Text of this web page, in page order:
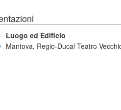
Luogo ed Edificio
Mantova, Regio-Ducal Teatro